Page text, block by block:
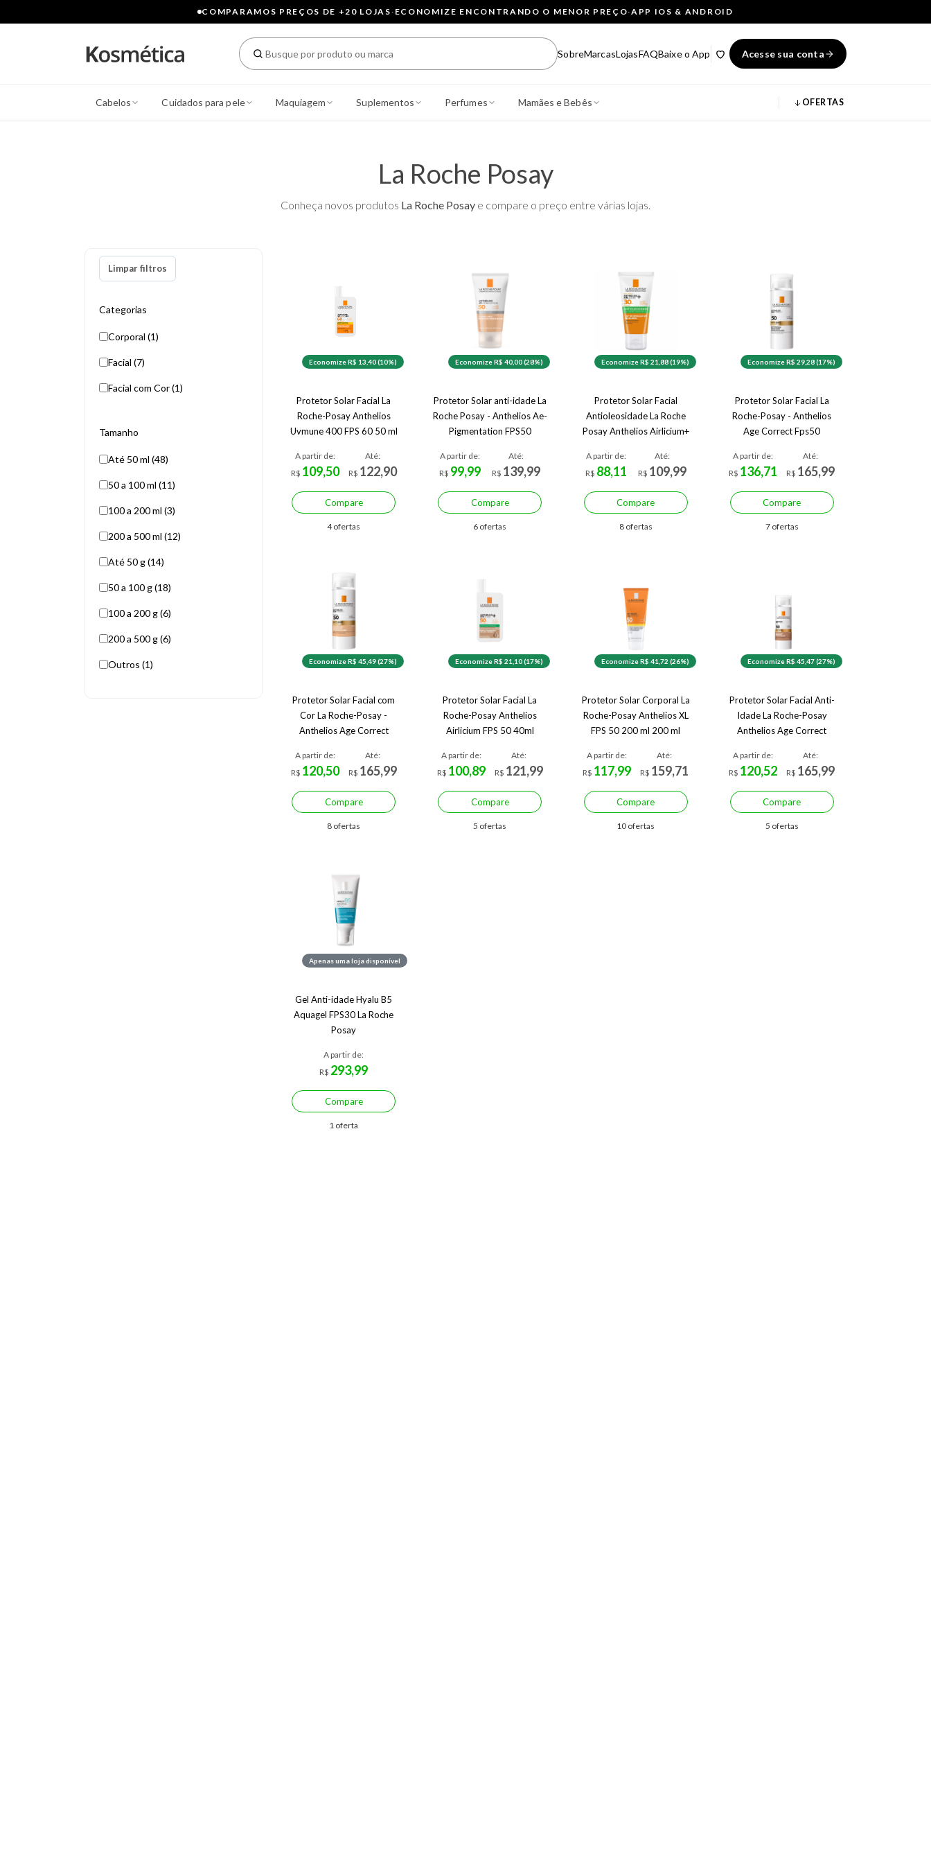
COMPARAMOS PREÇOS DE +20 LOJAS· ECONOMIZE ENCONTRANDO O MENOR PREÇO·APP IOS & ANDROID
SobreMarcasLojasFAQBaixe o App Acesse sua conta
Cabelos Cuidados para pele Maquiagem Suplementos Perfumes Mamães e Bebês OFERTAS
La Roche Posay
Conheça novos produtos La Roche Posay e compare o preço entre várias lojas.
Limpar filtros
Categorias
Corporal (1)
Facial (7)
Facial com Cor (1)
Tamanho
Até 50 ml (48)
50 a 100 ml (11)
100 a 200 ml (3)
200 a 500 ml (12)
Até 50 g (14)
50 a 100 g (18)
100 a 200 g (6)
200 a 500 g (6)
Outros (1)
Economize R$ 13,40 (10%)
Protetor Solar Facial La
Roche-Posay Anthelios
Uvmune 400 FPS 60 50 ml
A partir de:
R$ 109,50
Até:
R$ 122,90
Compare
4 ofertas
Economize R$ 40,00 (28%)
Protetor Solar anti-idade La
Roche Posay - Anthelios Ae-
Pigmentation FPS50
A partir de:
R$ 99,99
Até:
R$ 139,99
Compare
6 ofertas
Economize R$ 21,88 (19%)
Protetor Solar Facial
Antioleosidade La Roche
Posay Anthelios Airlicium+
A partir de:
R$ 88,11
Até:
R$ 109,99
Compare
8 ofertas
Economize R$ 29,28 (17%)
Protetor Solar Facial La
Roche-Posay - Anthelios
Age Correct Fps50
A partir de:
R$ 136,71
Até:
R$ 165,99
Compare
7 ofertas
Economize R$ 45,49 (27%)
Protetor Solar Facial com
Cor La Roche-Posay -
Anthelios Age Correct
A partir de:
R$ 120,50
Até:
R$ 165,99
Compare
8 ofertas
Economize R$ 21,10 (17%)
Protetor Solar Facial La
Roche-Posay Anthelios
Airlicium FPS 50 40ml
A partir de:
R$ 100,89
Até:
R$ 121,99
Compare
5 ofertas
Economize R$ 41,72 (26%)
Protetor Solar Corporal La
Roche-Posay Anthelios XL
FPS 50 200 ml 200 ml
A partir de:
R$ 117,99
Até:
R$ 159,71
Compare
10 ofertas
Economize R$ 45,47 (27%)
Protetor Solar Facial Anti-
Idade La Roche-Posay
Anthelios Age Correct
A partir de:
R$ 120,52
Até:
R$ 165,99
Compare
5 ofertas
Apenas uma loja disponível
Gel Anti-idade Hyalu B5
Aquagel FPS30 La Roche
Posay
A partir de:
R$ 293,99
Compare
1 oferta